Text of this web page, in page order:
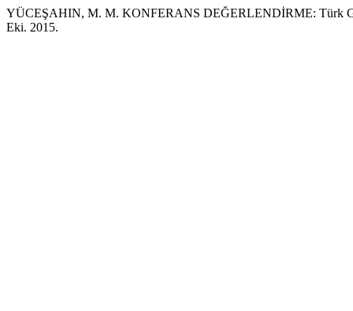
YÜCEŞAHIN, M. M. KONFERANS DEĞERLENDİRME: Türk
Eki. 2015.